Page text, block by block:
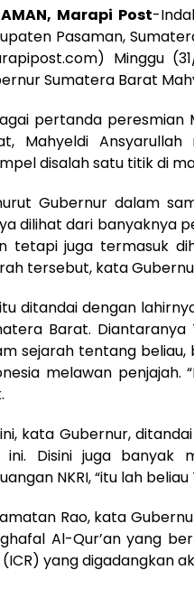
Marapi Post-
Pasaman,
Minggu
Sumatera Barat
pertanda peresmian
Mahyeldi
disalah satu titik di
Gubernur dalam
dilihat dari banyaknya
tetapi juga termasuk
tersebut, kata
ditandai dengan
Barat. Diantaranya
sejarah tentang
melawan penjajah.
kata Gubernur,
ini. Disini juga banyak
NKRI, “itu lah
Rao, kata
Al-Qur’an yang
(ICR) yang digadangkan